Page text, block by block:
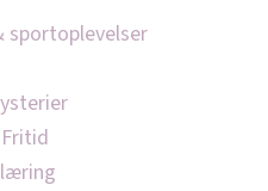
sportoplevelser